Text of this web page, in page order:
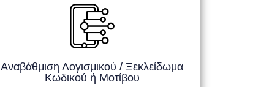
Αναβάθμιση Λογισμικού / Ξεκλείδωμα
Κωδικού ή Μοτίβου